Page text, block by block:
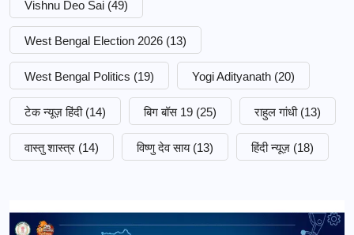
Vishnu Deo Sai (49)
West Bengal Election 2026 (13)
West Bengal Politics (19) Yogi Adityanath (20)
टेक न्यूज़ हिंदी (14) बिग बॉस 19 (25) राहुल गांधी (13)
वास्तु शास्त्र (14) विष्णु देव साय (13) हिंदी न्यूज़ (18)